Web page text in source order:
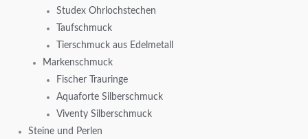
Studex Ohrlochstechen
Taufschmuck
Tierschmuck aus Edelmetall
Markenschmuck
Fischer Trauringe
Aquaforte Silberschmuck
Viventy Silberschmuck
Steine und Perlen